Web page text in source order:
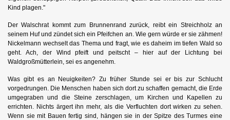
Kind plagen."
Der Walschrat kommt zum Brunnenrand zurück, reibt ein Streichholz an
seinem Huf und zündet sich ein Pfeifchen an. Wie gern würde er sie zähmen!
Nickelmann wechselt das Thema und fragt, wie es daheim im tiefen Wald so
geht. Ach, der Wind pfeift und peitscht – hier auf der Lichtung bei
Waldgroßmütterlein, sei es angenehm.
Was gibt es an Neuigkeiten? Zu früher Stunde sei er bis zur Schlucht
vorgedrungen. Die Menschen haben sich dort zu schaffen gemacht, die Erde
umgegraben und die Steine zerschlagen, um Kirchen und Kapellen zu
errichten. Nichts ärgert ihn mehr, als die Verfluchten dort wirken zu sehen.
Wenn sie mit Bauen fertig sind, hängen sie in der Spitze des Turmes eine